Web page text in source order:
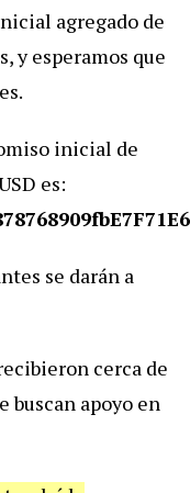
agregado de
y esperamos que
inicial de
es:
se darán a
cerca de
buscan apoyo en